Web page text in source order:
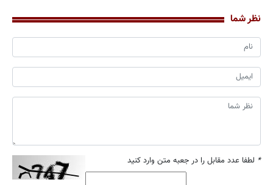
نظر شما
* لطفا عدد مقابل را در جعبه متن وارد کنید